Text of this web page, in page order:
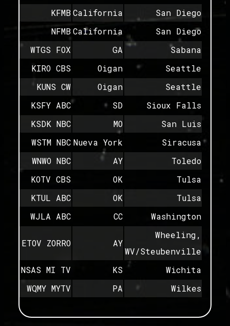
San Diego
California
KFMB
San Diego
California
NFMB
Sabana
GA
WTGS FOX
Seattle
Oigan
KIRO CBS
Seattle
Oigan
KUNS CW
Sioux Falls
SD
KSFY ABC
San Luis
MO
KSDK NBC
Siracusa
Nueva York
WSTM NBC
Toledo
AY
WNWO NBC
Tulsa
OK
KOTV CBS
Tulsa
OK
KTUL ABC
Washington
CC
WJLA ABC
Wheeling,
WV/Steubenville
AY
ETOV ZORRO
Wichita
KS
NSAS MI TV
Wilkes
PA
WQMY MYTV